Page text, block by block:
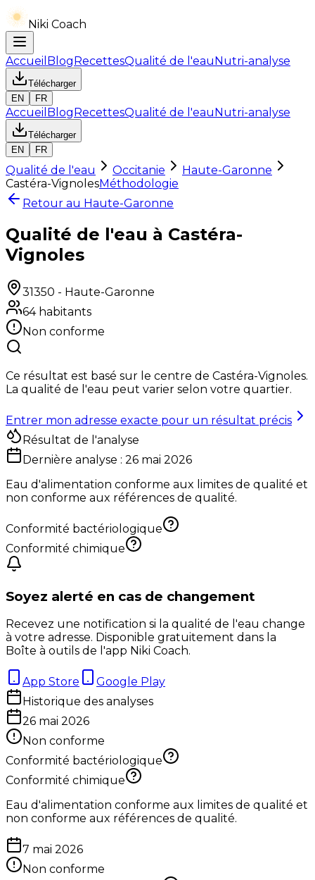
Niki Coach
Accueil BlogRecettesQualité de l'eauNutri-analyse
Télécharger
EN
FR
Accueil BlogRecettesQualité de l'eauNutri-analyse
Télécharger
EN
FR
Qualité de l'eau Occitanie
Haute-Garonne
Castéra-VignolesMéthodologie
Retour au Haute-Garonne
Qualité de l'eau à Castéra-
Vignoles
31350 - Haute-Garonne
64habitants
Non conforme
Ce résultat est basé sur le centre de Castéra-Vignoles.
La qualité de l'eau peut varier selon votre quartier.
Entrer mon adresse exacte pour un résultat précis
Résultat de l'analyse
Dernière analyse : 26 mai 2026
Eau d'alimentation conforme aux limites de qualité et
non conforme aux références de qualité.
Conformité bactériologique
Conformité chimique
Soyez alerté en cas de changement
Recevez une notification si la qualité de l'eau change
à votre adresse. Disponible gratuitement dans la
Boîte à outils de l'app Niki Coach.
App Store
Google Play
Historique des analyses
26 mai 2026
Non conforme
Conformité bactériologique
Conformité chimique
Eau d'alimentation conforme aux limites de qualité et
non conforme aux références de qualité.
7 mai 2026
Non conforme